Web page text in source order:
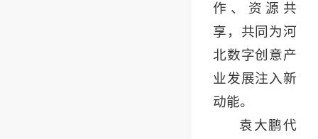
作、资源共
享，共同为河
北数字创意产
业发展注入新
动能。
袁大鹏代